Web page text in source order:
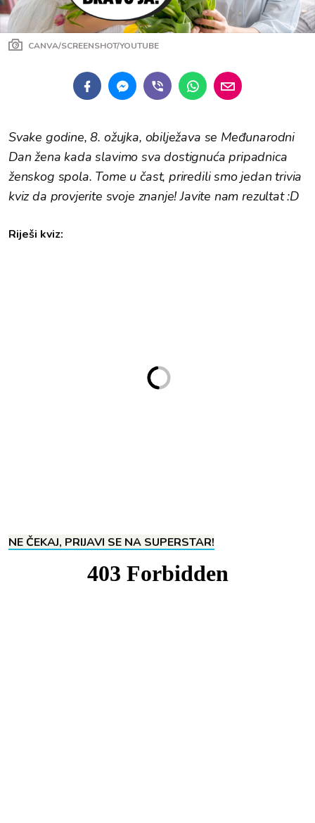
CANVA/SCREENSHOT/YOUTUBE
Svake godine, 8. ožujka, obilježava se Međunarodni
Dan žena kada slavimo sva dostignuća pripadnica
ženskog spola. Tome u čast, priredili smo jedan trivia
kviz da provjerite svoje znanje! Javite nam rezultat :D
Riješi kviz:
NE ČEKAJ, PRIJAVI SE NA SUPERSTAR!